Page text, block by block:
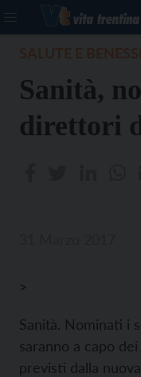
Sanità,
direttori
>
Sanità. Nominati i
saranno a capo
previsti dalla